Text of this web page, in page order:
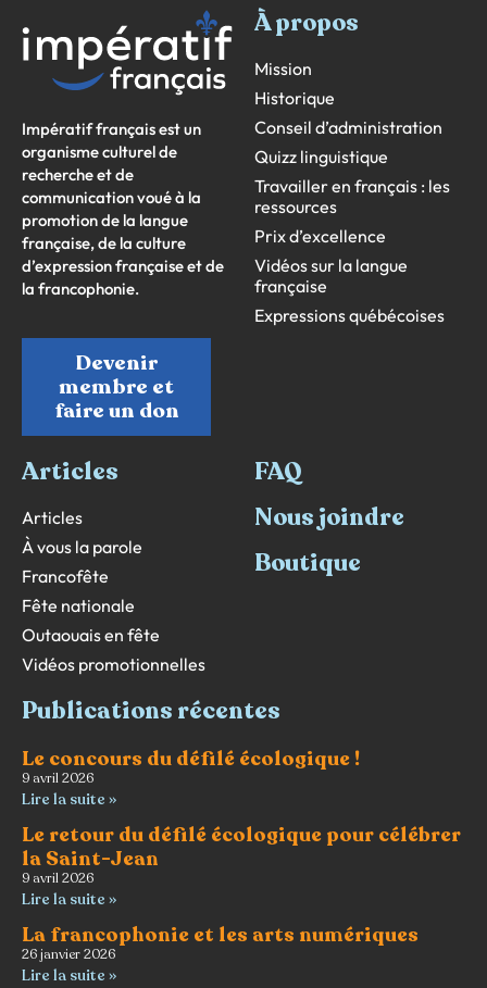
Impératif français est un
organisme culturel de
recherche et de
communication voué à la
promotion de la langue
française, de la culture
d’expression française et de
la francophonie.
Devenir
membre et
faire un don
À propos
Mission
Historique
Conseil d’administration
Quizz linguistique
Travailler en français : les
ressources
Prix d’excellence
Vidéos sur la langue
française
Expressions québécoises
Articles
Articles
À vous la parole
Francofête
Fête nationale
Outaouais en fête
Vidéos promotionnelles
FAQ
Nous joindre
Boutique
Publications récentes
Le concours du défilé écologique !
9 avril 2026
Lire la suite »
Le retour du défilé écologique pour célébrer
la Saint-Jean
9 avril 2026
Lire la suite »
La francophonie et les arts numériques
26 janvier 2026
Lire la suite »